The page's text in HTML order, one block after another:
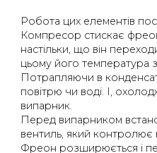
Робота цих елементів
Компресор стискає
настільки, що він
цьому його температура
Потрапляючи в
повітрю чи воді. І,
випарник.
Перед випарником
вентиль, який контролює
Фреон розширюється і